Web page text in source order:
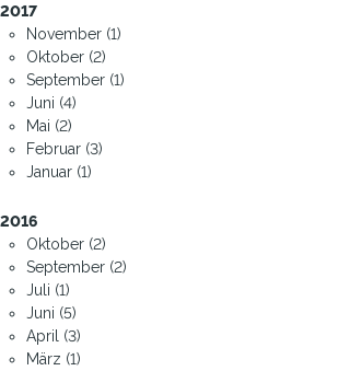
2017
November (1)
Oktober (2)
September (1)
Juni (4)
Mai (2)
Februar (3)
Januar (1)
2016
Oktober (2)
September (2)
Juli (1)
Juni (5)
April (3)
März (1)